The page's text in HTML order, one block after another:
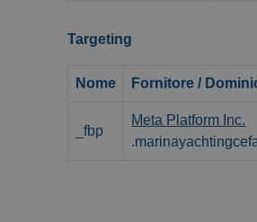
Targeting
Nome Fornitore /
_fbp
Meta Platform Inc.